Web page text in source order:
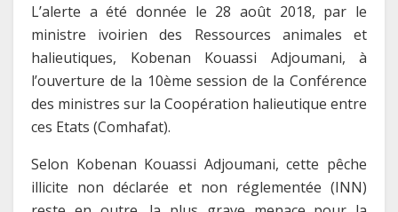
L’alerte a été donnée le 28 août 2018, par le
ministre ivoirien des Ressources animales et
halieutiques, Kobenan Kouassi Adjoumani, à
l’ouverture de la 10ème session de la Conférence
des ministres sur la Coopération halieutique entre
ces Etats (Comhafat).
Selon Kobenan Kouassi Adjoumani, cette pêche
illicite non déclarée et non réglementée (INN)